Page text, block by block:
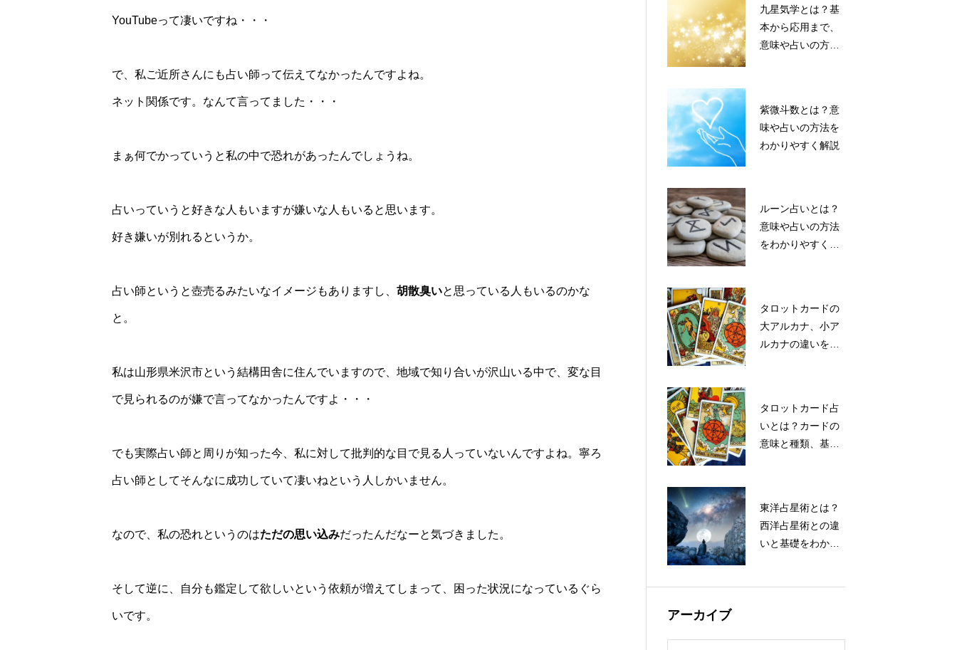
YouTubeって凄いですね・・・
で、私ご近所さんにも占い師って伝えてなかったんですよね。
ネット関係です。なんて言ってました・・・
まぁ何でかっていうと私の中で恐れがあったんでしょうね。
占いっていうと好きな人もいますが嫌いな人もいると思います。
好き嫌いが別れるというか。
占い師というと壺売るみたいなイメージもありますし、 胡散臭いと思っている人もいるのかな
と。
私は山形県米沢市という結構田舎に住んでいますので、地域で知り合いが沢山いる中で、変な目
で見られるのが嫌で言ってなかったんですよ・・・
でも実際占い師と周りが知った今、私に対して批判的な目で見る人っていないんですよね。寧ろ
占い師としてそんなに成功していて凄いねという人しかいません。
なので、私の恐れというのはただの思い込みだったんだなーと気づきました。
そして逆に、自分も鑑定して欲しいという依頼が増えてしまって、困った状況になっているぐら
いです。
九星気学とは？基
本から応用まで、
意味や占いの方法
紫微斗数とは？意
味や占いの方法を
わかりやすく解説
ルーン占いとは？
意味や占いの方法
をわかりやすく解
タロットカードの
大アルカナ、小ア
ルカナの違いをわ
タロットカード占
いとは？カードの
意味と種類、基礎
東洋占星術とは？
西洋占星術との違
いと基礎をわかり
アーカイブ